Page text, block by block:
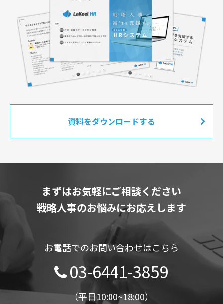
資料をダウンロードする
まずはお気軽にご相談ください
戦略人事のお悩みにお応えします
お電話でのお問い合わせはこちら
03-6441-3859
（平日10:00~18:00）